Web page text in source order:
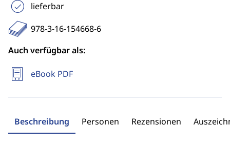
lieferbar
978-3-16-154668-6
Auch verfügbar als:
eBook PDF
Beschreibung Personen Rezensionen